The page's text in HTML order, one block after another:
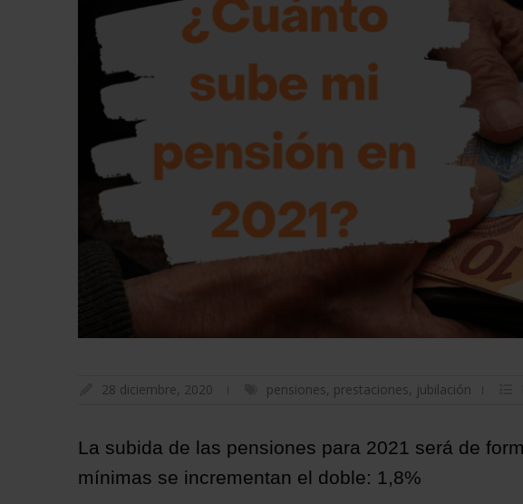
28 diciembre, 2020 pensiones, prestaciones, jubilación
La subida de las pensiones para 2021 será de
mínimas se incrementan el doble: 1,8%